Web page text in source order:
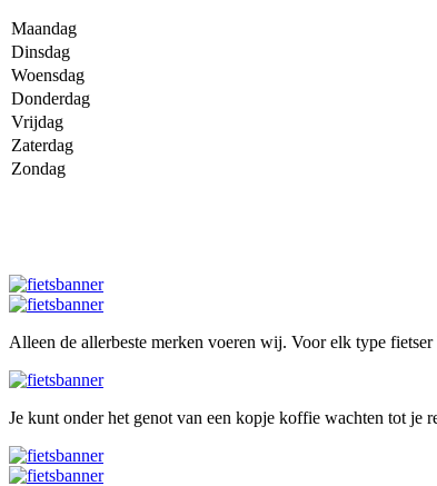
Maandag
Dinsdag
Woensdag
Donderdag
Vrijdag
Zaterdag
Zondag
Alleen de allerbeste merken voeren wij. Voor elk type
Je kunt onder het genot van een kopje koffie wachten tot je